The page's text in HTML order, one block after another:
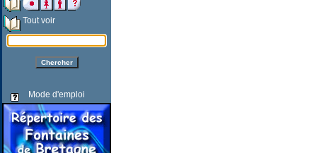
Tout voir
Mode d'emploi